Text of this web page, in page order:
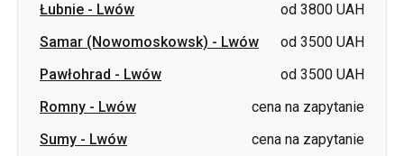
Łubnie - Lwów
od 3800 UAH
Samar (Nowomoskowsk) - Lwów
od 3500 UAH
Pawłohrad - Lwów
od 3500 UAH
Romny - Lwów
cena na zapytanie
Sumy - Lwów
cena na zapytanie